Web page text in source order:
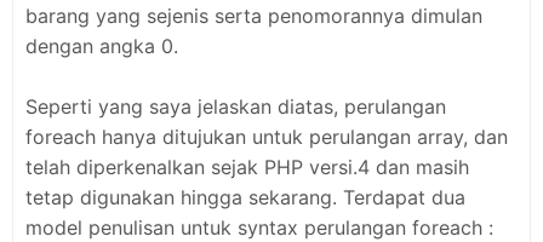
barang yang sejenis serta penomorannya dimulan
dengan angka 0.
Seperti yang saya jelaskan diatas, perulangan
foreach hanya ditujukan untuk perulangan array, dan
telah diperkenalkan sejak PHP versi.4 dan masih
tetap digunakan hingga sekarang. Terdapat dua
model penulisan untuk syntax perulangan foreach :